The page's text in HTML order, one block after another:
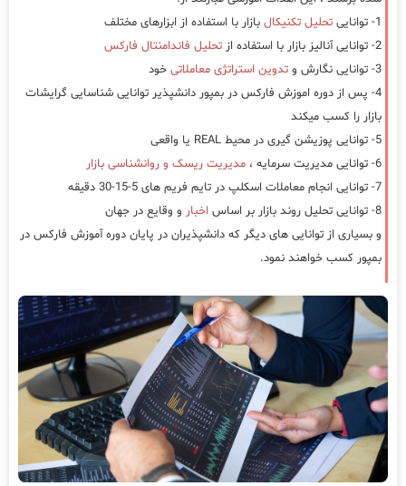
1- توانایی
تحلیل تکنیکال بازار با استفاده از ابزارهای مختلف
2- توانایی آنالیز بازار با استفاده از
تحلیل فاندامنتال فارکس
3- توانایی نگارش و
تدوین استراتژی معاملاتی خود
4- پس از دوره اموزش فارکس در بمپور دانشپذیر توانایی شناسایی گرایشات
بازار را کسب میکند
5- توانایی پوزیشن گیری در محیط REAL یا واقعی
6- توانایی مدیریت سرمایه ،
مدیریت ریسک و روانشناسی بازار
7- توانایی انجام معاملات اسکلپ در تایم فریم های 5-15-30 دقیقه
8- توانایی تحلیل روند بازار بر اساس
اخبار و وقایع در جهان
و بسیاری از توانایی های دیگر که دانشپذیران در پایان دوره آموزش فارکس در
بمپور کسب خواهند نمود.